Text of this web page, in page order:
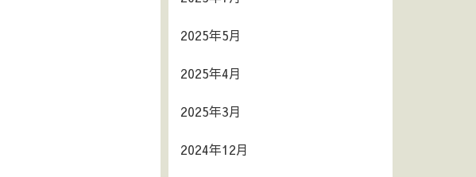
2025年5月
2025年4月
2025年3月
2024年12月